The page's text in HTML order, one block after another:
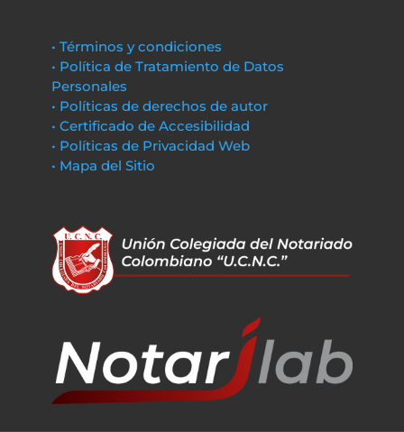
• Términos y condiciones
• Política de Tratamiento de Datos
Personales
• Políticas de derechos de autor
• Certificado de Accesibilidad
• Políticas de Privacidad Web
• Mapa del Sitio